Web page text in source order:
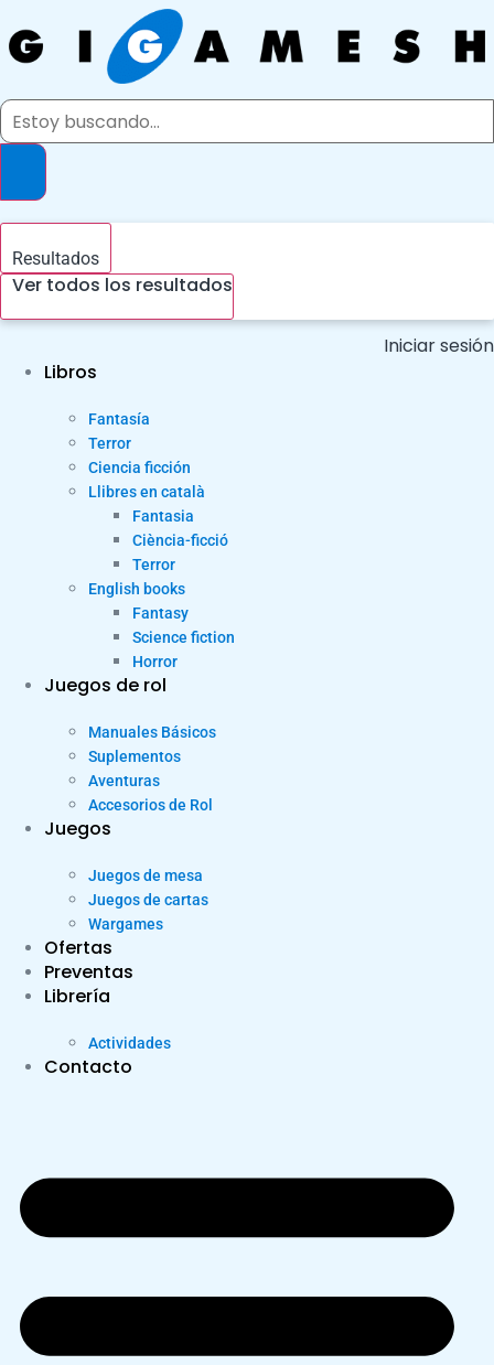
al
contenido
Search
Resultados
Ver todos los resultados
Iniciar sesión
Libros
Fantasía
Terror
Ciencia ficción
Llibres en català
Fantasia
Ciència-ficció
Terror
English books
Fantasy
Science fiction
Horror
Juegos de rol
Manuales Básicos
Suplementos
Aventuras
Accesorios de Rol
Juegos
Juegos de mesa
Juegos de cartas
Wargames
Ofertas
Preventas
Librería
Actividades
Contacto